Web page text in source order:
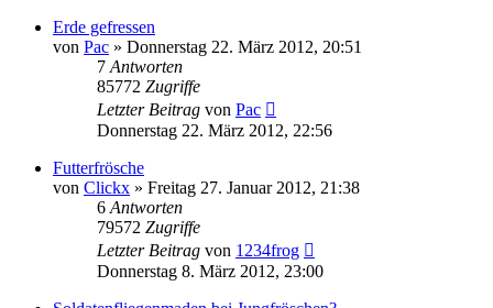
Erde gefressen
von Pac » Donnerstag 22. März 2012, 20:51
7 Antworten
85772 Zugriffe
Letzter Beitrag von Pac
Donnerstag 22. März 2012, 22:56
Futterfrösche
von Clickx » Freitag 27. Januar 2012, 21:38
6 Antworten
79572 Zugriffe
Letzter Beitrag von 1234frog
Donnerstag 8. März 2012, 23:00